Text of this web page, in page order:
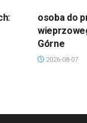
osoba do
Górne
2026-08-07